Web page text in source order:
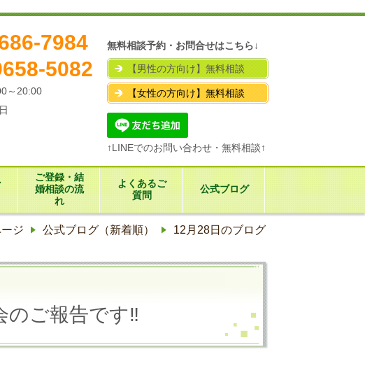
7984
5082
～20:00
無料相談予約・お問合せはこちら↓
【男性の方向け】無料相談
【女性の方向け】無料相談
↑LINEでのお問い合わせ・無料相談↑
ご登録・結
婚相談の流
れ
よくあるご
質問
公式ブログ
ージ 公式ブログ（新着順） 12月28日のブログ
のご報告です‼